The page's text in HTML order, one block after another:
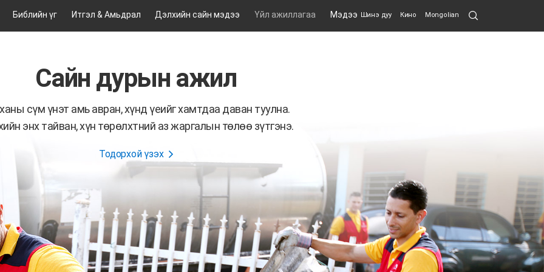
Библийн үг Итгэл & Амьдрал Дэлхийн сайн мэдээ Үйл ажиллагаа Мэдээ Шинэ дуу Кино Mongolian Search
Submit
Сайн дурын ажил
сүм үнэт амь авран, хүнд үеийг хамтдаа даван туулна.
энх тайван, хүн төрөлхтний аз жаргалын төлөө зүтгэнэ.
Тодорхой үзэх